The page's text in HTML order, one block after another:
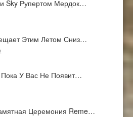
Sky Рупертом Мердок…
Этим Летом Сниз…
У Вас Не Появит…
Церемония Reme…